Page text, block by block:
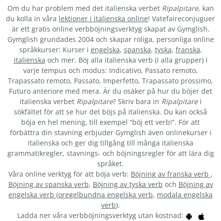
Om du har problem med det italienska verbet Ripalpitare, kan
du kolla in våra lektioner i italienska online! Vatefaireconjuguer
är ett gratis online verbböjningsverktyg skapat av Gymglish.
Gymglish grundades 2004 och skapar roliga, personliga online
språkkurser: Kurser i engelska, spanska, tyska, franska,
italienska och mer. Böj alla italienska verb (i alla grupper) i
varje tempus och modus: Indicativo, Passato remoto,
Trapassato remoto, Passato, Imperfetto, Trapassato prossimo,
Futuro anteriore med mera. Är du osäker på hur du böjer det
italienska verbet Ripalpitare? Skriv bara in Ripalpitarei
sökfältet för att se hur det böjs på italienska. Du kan också
böja en hel mening, till exempel ”böj ett verb!”. För att
förbättra din stavning erbjuder Gymglish även onlinekurser i
italienska och ger dig tillgång till många italienska
grammatikregler, stavnings- och böjningsregler för att lära dig
språket.
Våra online verktyg för att böja verb: Böjning av franska verb ,
Böjning av spanska verb, Böjning av tyska verb och Böjning av
engelska verb (oregelbundna engelska verb, modala engelska
verb).
Ladda ner våra verbböjningsverktyg utan kostnad: